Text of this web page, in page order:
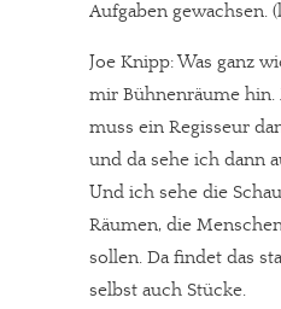
Aufgaben gewachsen.
Joe Knipp: Was ganz
mir Bühnenräume hin.
muss ein Regisseur
und da sehe ich dann
Und ich sehe die
Räumen, die
sollen. Da findet das
selbst auch Stücke.